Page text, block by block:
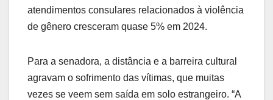
atendimentos consulares relacionados à violência
de gênero cresceram quase 5% em 2024.
Para a senadora, a distância e a barreira cultural
agravam o sofrimento das vítimas, que muitas
vezes se veem sem saída em solo estrangeiro. “A